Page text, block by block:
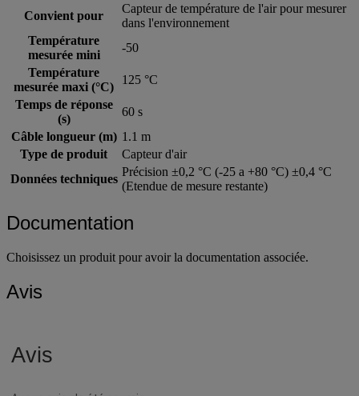
Convient pour
Capteur de température de l'air pour mesurer
dans l'environnement
Température
mesurée mini
-50
Température
mesurée maxi (°C)
125 °C
Temps de réponse
(s)
60 s
Câble longueur (m) 1.1 m
Type de produit
Capteur d'air
Données techniques
Précision ±0,2 °C (-25 a +80 °C) ±0,4 °C
(Etendue de mesure restante)
Documentation
Choisissez un produit pour avoir la documentation associée.
Avis